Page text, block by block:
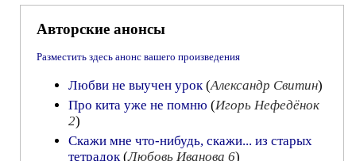
Авторские анонсы
Разместить здесь анонс вашего произведения
Любви не выучен урок(Александр Свитин)
Про кита уже не помню (Игорь Нефедёнок
2)
Скажи мне что-нибудь, скажи... из старых
тетрадок(Любовь Иванова 6)